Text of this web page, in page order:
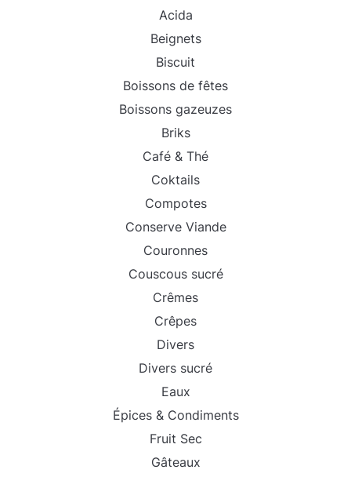
Acida
Beignets
Biscuit
Boissons de fêtes
Boissons gazeuzes
Briks
Café & Thé
Coktails
Compotes
Conserve Viande
Couronnes
Couscous sucré
Crêmes
Crêpes
Divers
Divers sucré
Eaux
Épices & Condiments
Fruit Sec
Gâteaux